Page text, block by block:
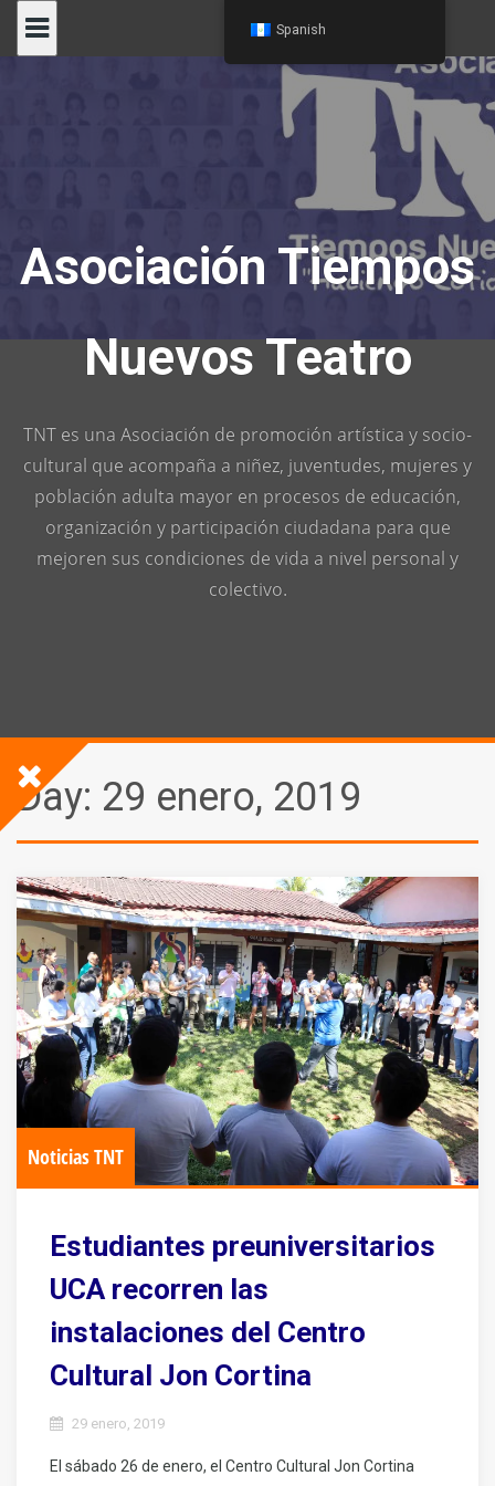
Asociación Tiempos
Nuevos Teatro
TNT es una Asociación de promoción artística y socio-
cultural que acompaña a niñez, juventudes, mujeres y
población adulta mayor en procesos de educación,
organización y participación ciudadana para que
mejoren sus condiciones de vida a nivel personal y
colectivo.
Day: 29 enero, 2019
Noticias TNT
Estudiantes preuniversitarios
UCA recorren las
instalaciones del Centro
Cultural Jon Cortina
29 enero, 2019
El sábado 26 de enero, el Centro Cultural Jon Cortina
Spanish